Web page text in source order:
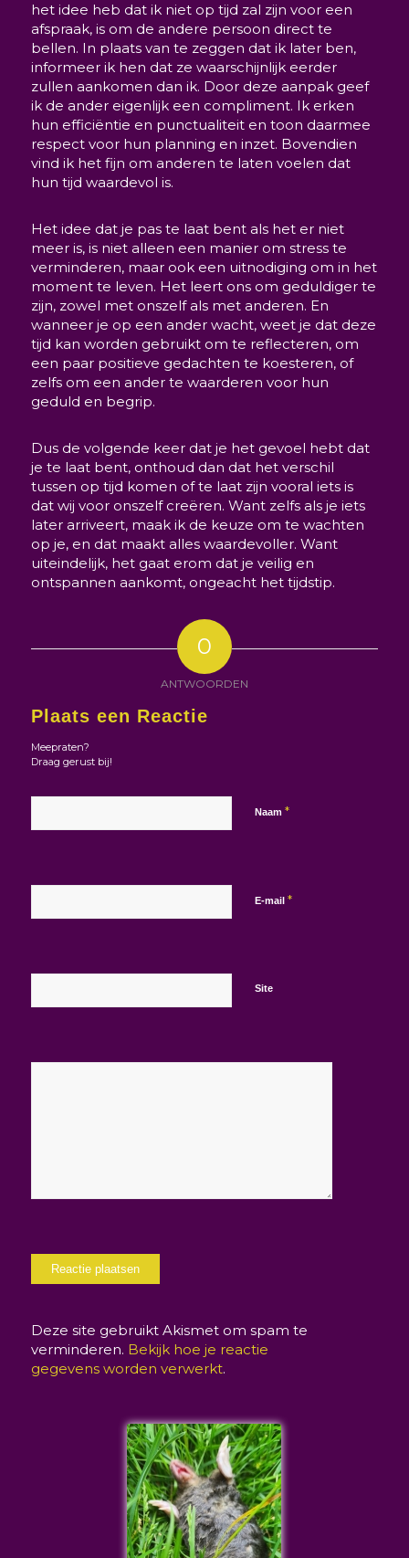
het idee heb dat ik niet op tijd zal zijn voor een
afspraak, is om de andere persoon direct te
bellen. In plaats van te zeggen dat ik later ben,
informeer ik hen dat ze waarschijnlijk eerder
zullen aankomen dan ik. Door deze aanpak geef
ik de ander eigenlijk een compliment. Ik erken
hun efficiëntie en punctualiteit en toon daarmee
respect voor hun planning en inzet. Bovendien
vind ik het fijn om anderen te laten voelen dat
hun tijd waardevol is.
Het idee dat je pas te laat bent als het er niet
meer is, is niet alleen een manier om stress te
verminderen, maar ook een uitnodiging om in het
moment te leven. Het leert ons om geduldiger te
zijn, zowel met onszelf als met anderen. En
wanneer je op een ander wacht, weet je dat deze
tijd kan worden gebruikt om te reflecteren, om
een paar positieve gedachten te koesteren, of
zelfs om een ander te waarderen voor hun
geduld en begrip.
Dus de volgende keer dat je het gevoel hebt dat
je te laat bent, onthoud dan dat het verschil
tussen op tijd komen of te laat zijn vooral iets is
dat wij voor onszelf creëren. Want zelfs als je iets
later arriveert, maak ik de keuze om te wachten
op je, en dat maakt alles waardevoller. Want
uiteindelijk, het gaat erom dat je veilig en
ontspannen aankomt, ongeacht het tijdstip.
0
ANTWOORDEN
Plaats een Reactie
Meepraten?
Draag gerust bij!
Naam *
E-mail *
Site
Deze site gebruikt Akismet om spam te
verminderen. Bekijk hoe je reactie
gegevens worden verwerkt.